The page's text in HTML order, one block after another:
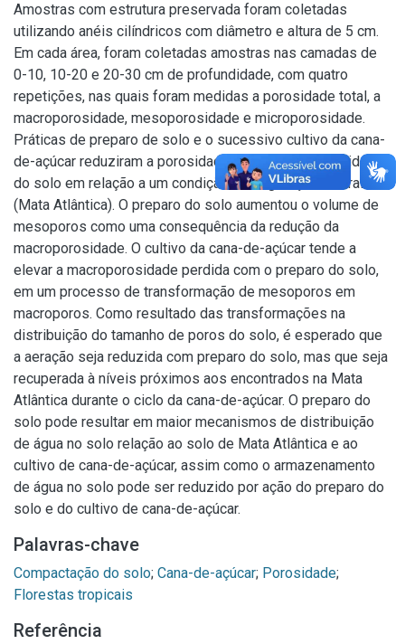
Amostras com estrutura preservada foram coletadas
utilizando anéis cilíndricos com diâmetro e altura de 5 cm.
Em cada área, foram coletadas amostras nas camadas de
0-10, 10-20 e 20-30 cm de profundidade, com quatro
repetições, nas quais foram medidas a porosidade total, a
macroporosidade, mesoporosidade e microporosidade.
Práticas de preparo de solo e o sucessivo cultivo da cana-
de-açúcar reduziram a porosidade total e o microposidade
do solo em relação a um condição de vegetação natural
(Mata Atlântica). O preparo do solo aumentou o volume de
mesoporos como uma consequência da redução da
macroporosidade. O cultivo da cana-de-açúcar tende a
elevar a macroporosidade perdida com o preparo do solo,
em um processo de transformação de mesoporos em
macroporos. Como resultado das transformações na
distribuição do tamanho de poros do solo, é esperado que
a aeração seja reduzida com preparo do solo, mas que seja
recuperada à níveis próximos aos encontrados na Mata
Atlântica durante o ciclo da cana-de-açúcar. O preparo do
solo pode resultar em maior mecanismos de distribuição
de água no solo relação ao solo de Mata Atlântica e ao
cultivo de cana-de-açúcar, assim como o armazenamento
de água no solo pode ser reduzido por ação do preparo do
solo e do cultivo de cana-de-açúcar.
Palavras-chave
Compactação do solo; Cana-de-açúcar; Porosidade;
Florestas tropicais
Referência